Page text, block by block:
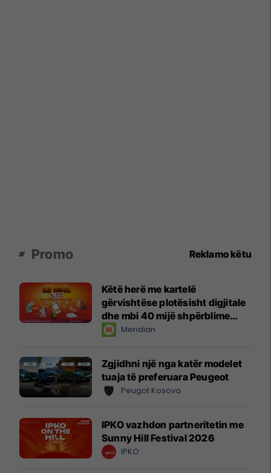
Promo Reklamo këtu
Këtë herë me kartelë
gërvishtëse plotësisht digjitale
dhe mbi 40 mijë shpërblime
instant!Meridian
Zgjidhni një nga katër modelet
tuaja të preferuara Peugeot
Peugot Kosova
IPKO vazhdon partneritetin me
Sunny Hill Festival 2026
IPKO